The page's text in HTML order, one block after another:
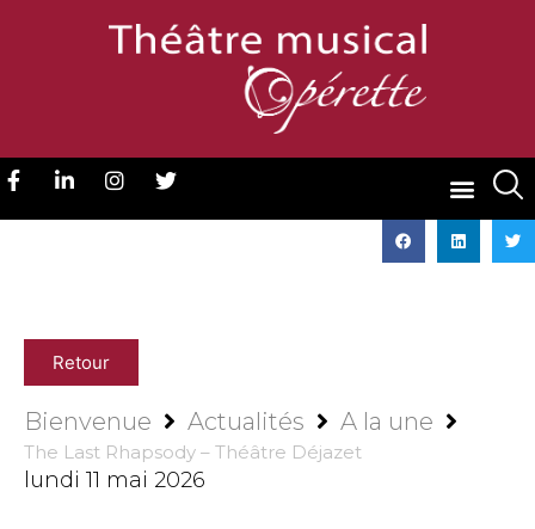
Retour
Bienvenue Actualités A la une
The Last Rhapsody – Théâtre Déjazet
lundi 11 mai 2026